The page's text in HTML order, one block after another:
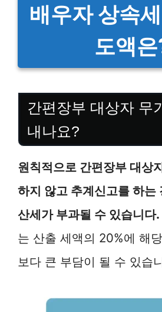
배우자 상속
도액
간편장부 대상자 무
내나요?
원칙적으로 간편장부 대상
하지 않고 추계신고를 하는
산세가 부과될 수 있습니다.
는 산출 세액의 20%에 해
보다 큰 부담이 될 수 있습